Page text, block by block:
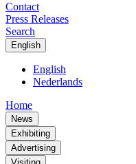
Contact
Press Releases
Search
English
English
Nederlands
Home
News
Exhibiting
Advertising